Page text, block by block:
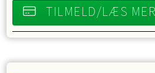
TILMELD/LÆS